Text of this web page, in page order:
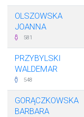
OLSZOWSKA
JOANNA
581
PRZYBYLSKI
WALDEMAR
548
GORĄCZKOWSKA
BARBARA